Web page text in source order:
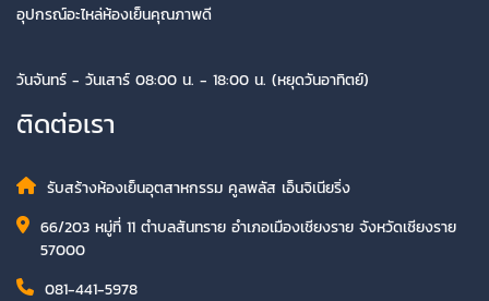
อุปกรณ์อะไหล่ห้องเย็นคุณภาพดี
วันจันทร์ - วันเสาร์ 08:00 น. - 18:00 น. (หยุดวันอาทิตย์)
ติดต่อเรา
รับสร้างห้องเย็นอุตสาหกรรม คูลพลัส เอ็นจิเนียริ่ง
66/203 หมู่ที่ 11 ตำบลสันทราย อำเภอเมืองเชียงราย จังหวัดเชียงราย
57000
081-441-5978